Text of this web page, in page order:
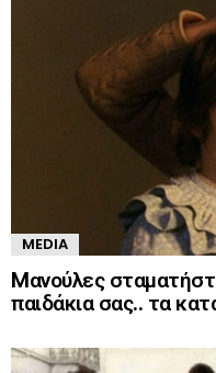
MEDIA
Mανούλες
παιδάκια σας.. τα